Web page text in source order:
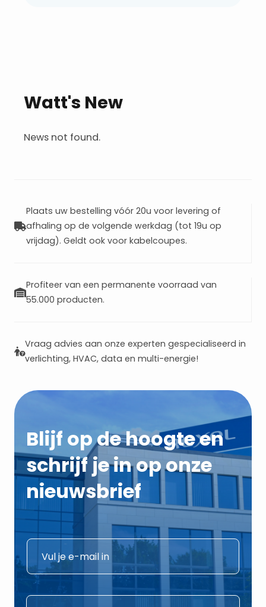
Watt's New
News not found.
Plaats uw bestelling vóór 20u voor levering of
afhaling op de volgende werkdag (tot 19u op
vrijdag). Geldt ook voor kabelcoupes.
Profiteer van een permanente voorraad van
55.000 producten.
Vraag advies aan onze experten gespecialiseerd in
verlichting, HVAC, data en multi-energie!
Blijf op de hoogte en
schrijf je in op onze
nieuwsbrief
*
-
E
m
a